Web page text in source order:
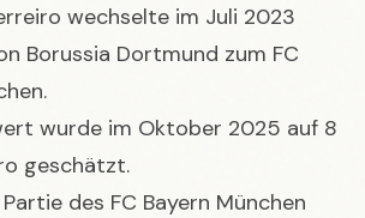
wechselte im Juli 2023
Borussia Dortmund zum FC
wurde im Oktober 2025 auf 8
geschätzt.
des FC Bayern München